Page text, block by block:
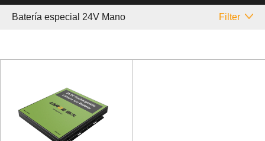
Batería especial 24V Mano Filter